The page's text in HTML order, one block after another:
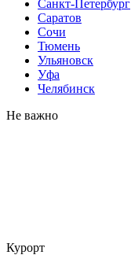
Санкт-Петербург
Саратов
Сочи
Тюмень
Ульяновск
Уфа
Челябинск
Не важно
Курорт